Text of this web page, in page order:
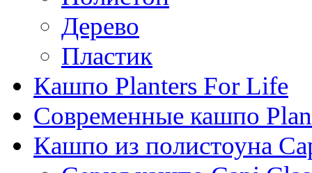
Дерево
Пластик
Кашпо Planters For Life
Современные кашпо
Кашпо из полистоуна